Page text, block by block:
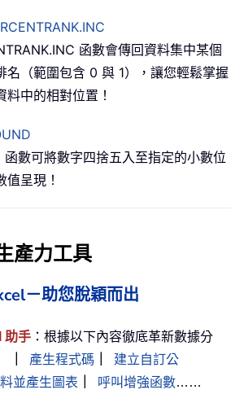
函數會傳回資料集中某個
名（範圍包含 0 與 1），讓您輕鬆掌握
料中的相對位置！
數可將數字四捨五入至指定的小數位
值呈現！
產力工具
－助您脫穎而出
助手 ：根據以下內容徹底革新數據分
產生程式碼
建立自訂公
並產生圖表 呼叫增強函數……